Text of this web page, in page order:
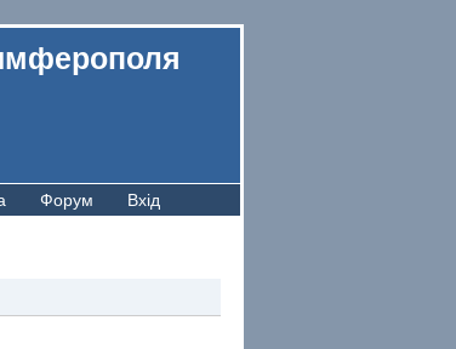
Форум Вхід